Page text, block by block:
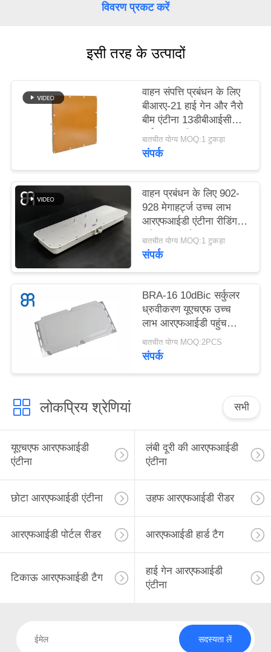
समाचार
एक
बोली
अनुरोध
साइटमैप
गोपनीयता
विवरण प्रकट करें
इसी तरह के उत्पादों
वाहन संपत्ति प्रबंधन के लिए
बीआरए-21 हाई गेन और नैरो
बीम एंटीना 13डीबीआईसी
सर्कुलर ध्रुवीकरण
बातचीत योग्य MOQ:1 टुकड़ा
संपर्क
वाहन प्रबंधन के लिए 902-
928 मेगाहर्ट्ज उच्च लाभ
आरएफआईडी एंटीना रीडिंग
दूरी 15-20 मीटर
बातचीत योग्य MOQ:1 टुकड़ा
संपर्क
BRA-16 10dBic सर्कुलर
ध्रुवीकरण यूएचएफ उच्च
लाभ आरएफआईडी पहुंच
नियंत्रण के लिए एंटीना
बातचीत योग्य MOQ:2PCS
संपर्क
लोकप्रिय श्रेणियां सभी
यूएचएफ आरएफआईडी
एंटीना
लंबी दूरी की आरएफआईडी
एंटीना
छोटा आरएफआईडी एंटीना उहफ आरएफआईडी रीडर
आरएफआईडी पोर्टल रीडर आरएफआईडी हार्ड टैग
टिकाऊ आरएफआईडी टैग
हाई गेन आरएफआईडी
एंटीना
सदस्यता लें